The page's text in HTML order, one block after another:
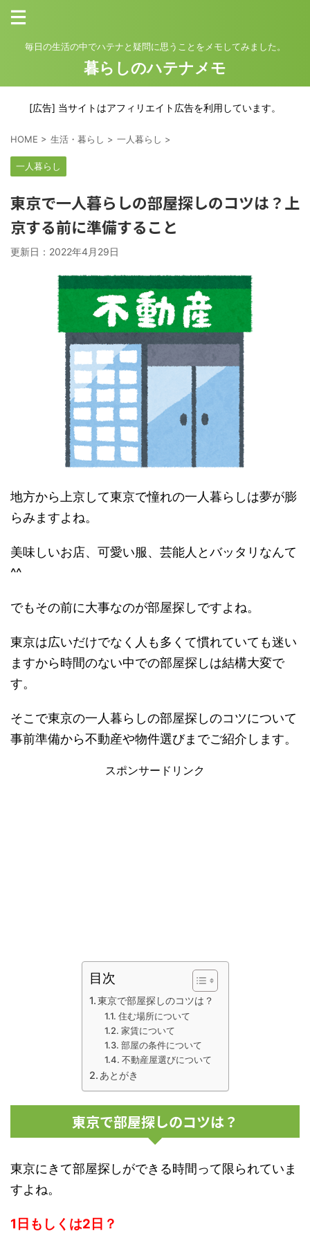
毎日の生活の中でハテナと疑問に思うことをメモしてみました。
暮らしのハテナメモ
[広告] 当サイトはアフィリエイト広告を利用しています。
HOME > 生活・暮らし > 一人暮らし >
一人暮らし
東京で一人暮らしの部屋探しのコツは？上
京する前に準備すること
更新日： 2022年4月29日
地方から上京して東京で憧れの一人暮らしは夢が膨
らみますよね。
美味しいお店、可愛い服、芸能人とバッタリなんて
^^
でもその前に大事なのが部屋探しですよね。
東京は広いだけでなく人も多くて慣れていても迷い
ますから時間のない中での部屋探しは結構大変で
す。
そこで東京の一人暮らしの部屋探しのコツについて
事前準備から不動産や物件選びまでご紹介します。
スポンサードリンク
目次
東京で部屋探しのコツは？
住む場所について
家賃について
部屋の条件について
不動産屋選びについて
あとがき
東京で部屋探しのコツは？
東京にきて部屋探しができる時間って限られていま
すよね。
1日もしくは2日？